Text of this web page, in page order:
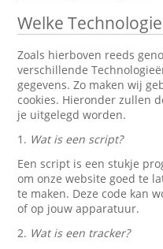
Welke
Zoals hierboven reeds
verschillende
gegevens. Zo maken wij
cookies. Hieronder zullen
je uitgelegd worden.
1. Wat is een script?
Een script is een stukje
om onze website goed te
te maken. Deze code kan
of op jouw apparatuur.
2. Wat is een tracker?